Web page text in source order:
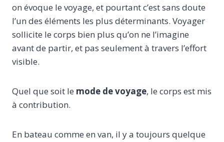
on évoque le voyage, et pourtant c’est sans doute
l’un des éléments les plus déterminants. Voyager
sollicite le corps bien plus qu’on ne l’imagine
avant de partir, et pas seulement à travers l’effort
visible.
Quel que soit le mode de voyage, le corps est mis
à contribution.
En bateau comme en van, il y a toujours quelque